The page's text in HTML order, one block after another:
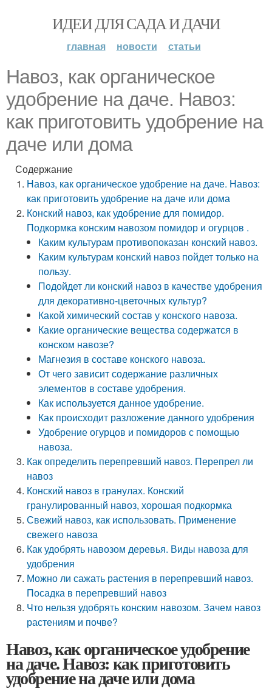
ИДЕИ ДЛЯ САДА И ДАЧИ
главная новости статьи
Навоз, как органическое
удобрение на даче. Навоз:
как приготовить удобрение на
даче или дома
Содержание
Навоз, как органическое удобрение на даче. Навоз:
как приготовить удобрение на даче или дома
Конский навоз, как удобрение для помидор.
Подкормка конским навозом помидор и огурцов .
Каким культурам противопоказан конский навоз.
Каким культурам конский навоз пойдет только на
пользу.
Подойдет ли конский навоз в качестве удобрения
для декоративно-цветочных культур?
Какой химический состав у конского навоза.
Какие органические вещества содержатся в
конском навозе?
Магнезия в составе конского навоза.
От чего зависит содержание различных
элементов в составе удобрения.
Как используется данное удобрение.
Как происходит разложение данного удобрения
Удобрение огурцов и помидоров с помощью
навоза.
Как определить перепревший навоз. Перепрел ли
навоз
Конский навоз в гранулах. Конский
гранулированный навоз, хорошая подкормка
Свежий навоз, как использовать. Применение
свежего навоза
Как удобрять навозом деревья. Виды навоза для
удобрения
Можно ли сажать растения в перепревший навоз.
Посадка в перепревший навоз
Что нельзя удобрять конским навозом. Зачем навоз
растениям и почве?
Навоз, как органическое удобрение
на даче. Навоз: как приготовить
удобрение на даче или дома